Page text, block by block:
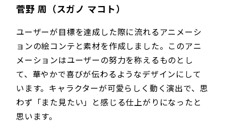
菅野 周（スガノ マコト）
ユーザーが目標を達成した際に流れるアニメーシ
ョンの絵コンテと素材を作成しました。このアニ
メーションはユーザーの努力を称えるものとし
て、華やかで喜びが伝わるようなデザインにして
います。キャラクターが可愛らしく動く演出で、思
わず「また見たい」と感じる仕上がりになったと
思います。